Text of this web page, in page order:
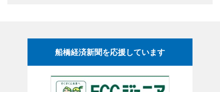
船橋経済新聞を応援しています